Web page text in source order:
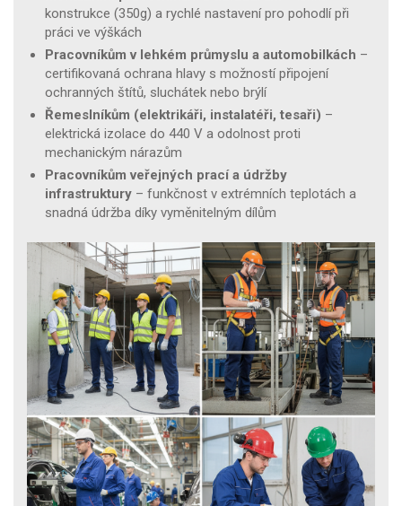
konstrukce (350g) a rychlé nastavení pro pohodlí při
práci ve výškách
Pracovníkům v lehkém průmyslu a automobilkách –
certifikovaná ochrana hlavy s možností připojení
ochranných štítů, sluchátek nebo brýlí
Řemeslníkům (elektrikáři, instalatéři, tesaři) –
elektrická izolace do 440 V a odolnost proti
mechanickým nárazům
Pracovníkům veřejných prací a údržby
infrastruktury – funkčnost v extrémních teplotách a
snadná údržba díky vyměnitelným dílům